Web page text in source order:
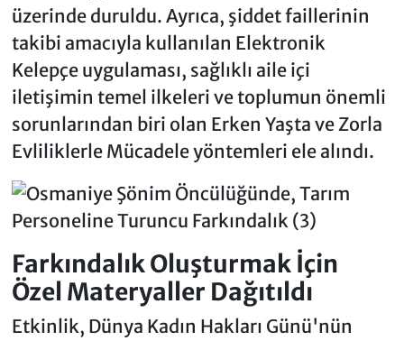
üzerinde duruldu. Ayrıca, şiddet faillerinin
takibi amacıyla kullanılan Elektronik
Kelepçe uygulaması, sağlıklı aile içi
iletişimin temel ilkeleri ve toplumun önemli
sorunlarından biri olan Erken Yaşta ve Zorla
Evliliklerle Mücadele yöntemleri ele alındı.
Farkındalık Oluşturmak İçin
Özel Materyaller Dağıtıldı
Etkinlik, Dünya Kadın Hakları Günü'nün